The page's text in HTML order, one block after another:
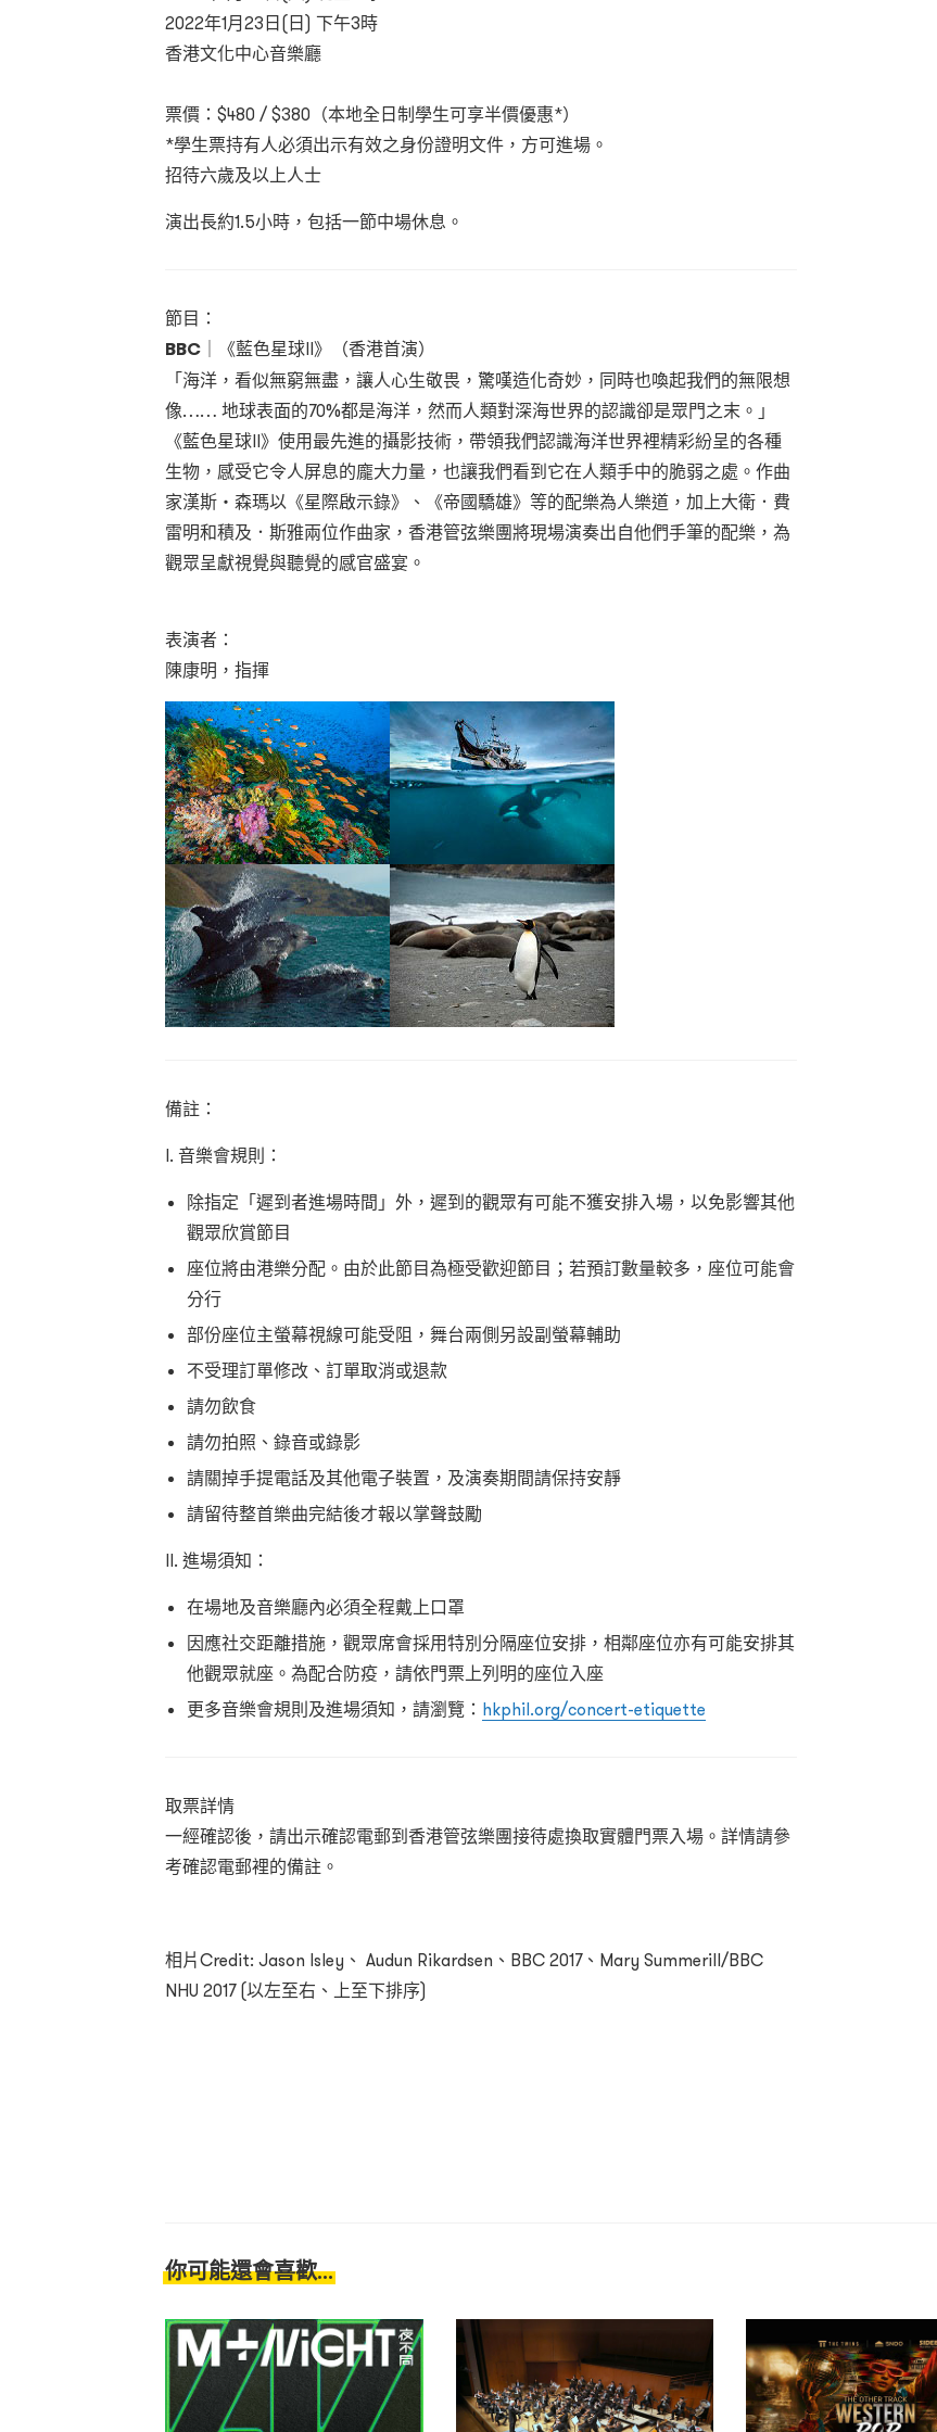
2022年1月23日(日) 下午3時
香港文化中心音樂廳
票價：$480 / $380（本地全日制學生可享半價優惠*）
*學生票持有人必須出示有效之身份證明文件，方可進場。
招待六歲及以上人士
演出長約1.5小時，包括一節中場休息。
節目：
BBC ｜《藍色星球II》（香港首演）
「海洋，看似無窮無盡，讓人心生敬畏，驚嘆造化奇妙，同時也喚起我們的無限想
像…… 地球表面的70%都是海洋，然而人類對深海世界的認識卻是眾門之末。」
《藍色星球II》使用最先進的攝影技術，帶領我們認識海洋世界裡精彩紛呈的各種
生物，感受它令人屏息的龐大力量，也讓我們看到它在人類手中的脆弱之處。作曲
家漢斯‧森瑪以《星際啟示錄》、《帝國驕雄》等的配樂為人樂道，加上大衛．費
雷明和積及．斯雅兩位作曲家，香港管弦樂團將現場演奏出自他們手筆的配樂，為
觀眾呈獻視覺與聽覺的感官盛宴。
表演者：
陳康明，指揮
備註：
I. 音樂會規則：
除指定「遲到者進場時間」外，遲到的觀眾有可能不獲安排入場，以免影響其他
觀眾欣賞節目
座位將由港樂分配。 由於此節目為極受歡迎節目；若預訂數量較多，座位可能會
分行
部份座位主螢幕視線可能受阻，舞台兩側另設副螢幕輔助
不受理訂單修改、訂單取消或退款
請勿飲食
請勿拍照、錄音或錄影
請關掉手提電話及其他電子裝置，及演奏期間請保持安靜
請留待整首樂曲完結後才報以掌聲鼓勵
II. 進場須知：
在場地及音樂廳內必須全程戴上口罩
因應社交距離措施，觀眾席會採用特別分隔座位安排，相鄰座位亦有可能安排其
他觀眾就座。為配合防疫，請依門票上列明的座位入座
更多音樂會規則及進場須知，請瀏覽： hkphil.org/concert-etiquette
取票詳情
一經確認後，請出示確認電郵到香港管弦樂團接待處換取實體門票入場。詳情請參
考確認電郵裡的備註。
相片Credit: Jason Isley、 Audun Rikardsen、BBC 2017、Mary Summerill/BBC
NHU 2017 (以左至右、上至下排序)
你可能還會喜歡...